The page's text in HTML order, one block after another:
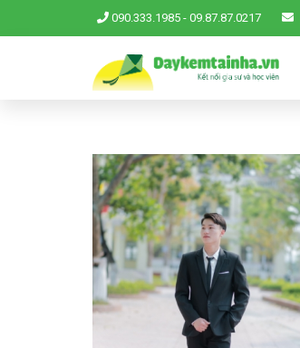
090.333.1985 - 09.87.87.0217